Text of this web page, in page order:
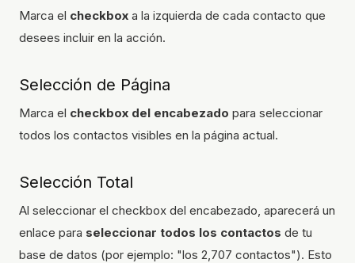
Marca el checkbox a la izquierda de cada contacto que
desees incluir en la acción.
Selección de Página
Marca el checkbox del encabezado para seleccionar
todos los contactos visibles en la página actual.
Selección Total
Al seleccionar el checkbox del encabezado, aparecerá un
enlace para seleccionar todos los contactos de tu
base de datos (por ejemplo: "los 2,707 contactos"). Esto